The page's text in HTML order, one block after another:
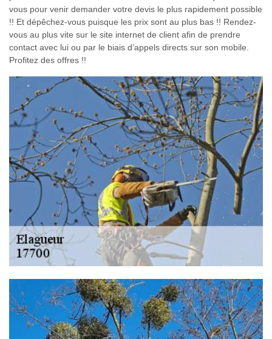
vous pour venir demander votre devis le plus rapidement possible
!! Et dépêchez-vous puisque les prix sont au plus bas !! Rendez-
vous au plus vite sur le site internet de client afin de prendre
contact avec lui ou par le biais d’appels directs sur son mobile.
Profitez des offres !!